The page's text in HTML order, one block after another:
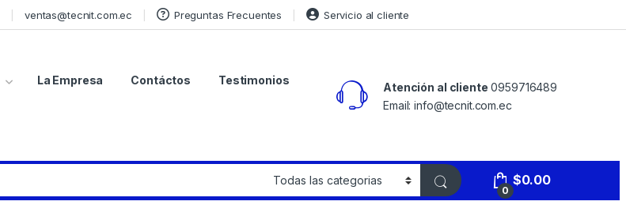
ventas@tecnit.com.ec Preguntas Frecuentes Servicio al cliente
La Empresa Contáctos Testimonios
Atención al cliente 0959716489
Email: info@tecnit.com.ec
0
$0.00